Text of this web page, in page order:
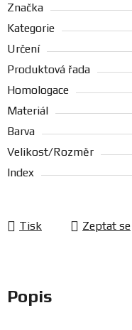
Značka
Kategorie
Určení
Produktová řada
Homologace
Materiál
Barva
Velikost/Rozměr
Index
Tisk Zeptat se
Popis